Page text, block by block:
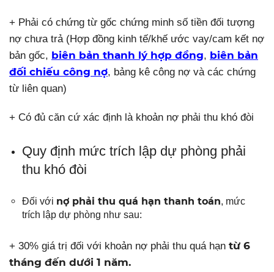
+ Phải có chứng từ gốc chứng minh số tiền đối tượng
nợ chưa trả (Hợp đồng kinh tế/khế ước vay/cam kết nợ
bản gốc, biên bản thanh lý hợp đồng, biên bản
đối chiếu công nợ, bảng kê công nợ và các chứng
từ liên quan)
+ Có đủ căn cứ xác định là khoản nợ phải thu khó đòi
Quy định mức trích lập dự phòng phải
thu khó đòi
Đối với nợ phải thu quá hạn thanh toán, mức
trích lập dự phòng như sau:
+ 30% giá trị đối với khoản nợ phải thu quá hạn từ 6
tháng đến dưới 1 năm.